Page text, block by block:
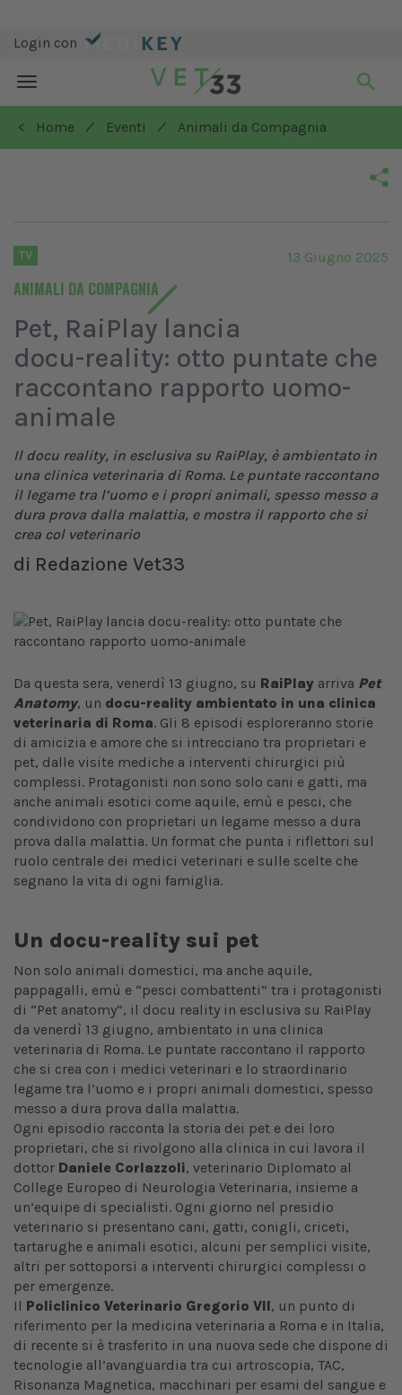
Login con
Toggle
navigation
< Home
/ Eventi / Animali da Compagnia
TV
ANIMALI DA COMPAGNIA
13 Giugno 2025
Pet, RaiPlay lancia
docu-reality: otto puntate che
raccontano rapporto uomo-
animale
Il docu reality, in esclusiva su RaiPlay, è ambientato in
una clinica veterinaria di Roma. Le puntate raccontano
il legame tra l’uomo e i propri animali, spesso messo a
dura prova dalla malattia, e mostra il rapporto che si
crea col veterinario
di Redazione Vet33
Da questa sera, venerdì 13 giugno, su RaiPlay arriva Pet
Anatomy, un docu-reality ambientato in una clinica
veterinaria di Roma. Gli 8 episodi esploreranno storie
di amicizia e amore che si intrecciano tra proprietari e
pet, dalle visite mediche a interventi chirurgici più
complessi. Protagonisti non sono solo cani e gatti, ma
anche animali esotici come aquile, emù e pesci, che
condividono con proprietari un legame messo a dura
prova dalla malattia. Un format che punta i riflettori sul
ruolo centrale dei medici veterinari e sulle scelte che
segnano la vita di ogni famiglia.
Un docu-reality sui pet
Non solo animali domestici, ma anche aquile,
pappagalli, emù e “pesci combattenti” tra i protagonisti
di “Pet anatomy”, il docu reality in esclusiva su RaiPlay
da venerdì 13 giugno, ambientato in una clinica
veterinaria di Roma. Le puntate raccontano il rapporto
che si crea con i medici veterinari e lo straordinario
legame tra l’uomo e i propri animali domestici, spesso
messo a dura prova dalla malattia.
Ogni episodio racconta la storia dei pet e dei loro
proprietari, che si rivolgono alla clinica in cui lavora il
dottor Daniele Corlazzoli, veterinario Diplomato al
College Europeo di Neurologia Veterinaria, insieme a
un’equipe di specialisti. Ogni giorno nel presidio
veterinario si presentano cani, gatti, conigli, criceti,
tartarughe e animali esotici, alcuni per semplici visite,
altri per sottoporsi a interventi chirurgici complessi o
per emergenze.
Il Policlinico Veterinario Gregorio VII, un punto di
riferimento per la medicina veterinaria a Roma e in Italia,
di recente si è trasferito in una nuova sede che dispone di
tecnologie all’avanguardia tra cui artroscopia, TAC,
Risonanza Magnetica, macchinari per esami del sangue e